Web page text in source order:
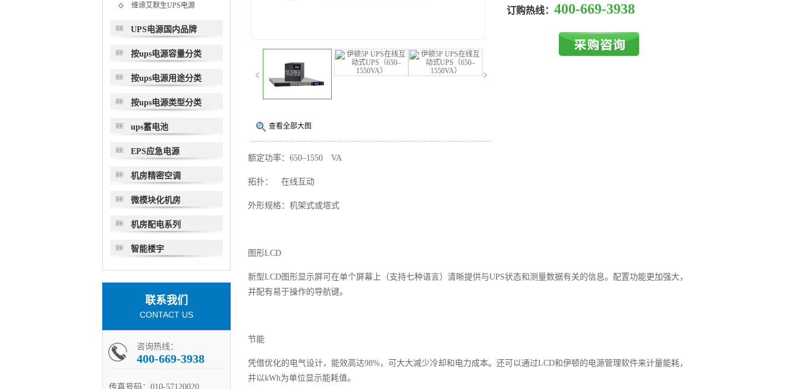
查看全部大图
订购热线： 400-669-3938
额定功率：650–1550 VA
拓扑： 在线互动
外形规格：机架式或塔式
图形LCD
新型LCD图形显示屏可在单个屏幕上（支持七种语言）清晰提供与UPS状态和测量数据有关的信息。配置功能更加强大，
并配有易于操作的导航键。
节能
凭借优化的电气设计，能效高达98%，可大大减少冷却和电力成本。还可以通过LCD和伊顿的电源管理软件来计量能耗，
并以kWh为单位显示能耗值。
维谛艾默生UPS电源
UPS电源国内品牌
按ups电源容量分类
按ups电源用途分类
按ups电源类型分类
ups蓄电池
EPS应急电源
机房精密空调
微模块化机房
机房配电系列
智能楼宇
联系我们
CONTACT US
咨询热线：
400-669-3938
传真号码： 010-57120020